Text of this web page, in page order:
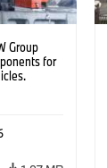
Group
for